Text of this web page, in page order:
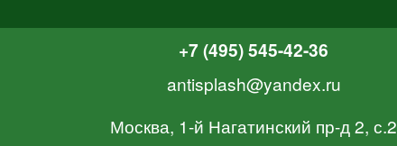
+7 (495) 545-42-36
antisplash@yandex.ru
Москва, 1-й Нагатинский пр-д 2, с.2